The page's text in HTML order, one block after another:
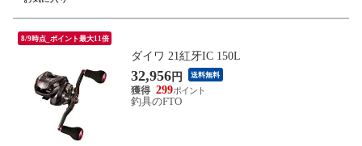
8/9時点_ポイント最大11倍
ダイワ 21紅牙IC 150L
32,956円 送料無料
299
釣具のFTO